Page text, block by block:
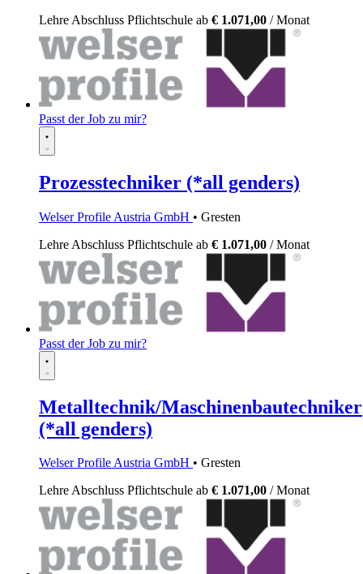
Lehre Abschluss Pflichtschule ab € 1.071,00 / Monat
Passt der Job zu mir?
Prozesstechniker (*all genders)
Welser Profile Austria GmbH • Gresten
Lehre Abschluss Pflichtschule ab € 1.071,00 / Monat
Passt der Job zu mir?
Metalltechnik/Maschinenbautechniker
(*all genders)
Welser Profile Austria GmbH • Gresten
LehreAbschluss Pflichtschule ab € 1.071,00 / Monat